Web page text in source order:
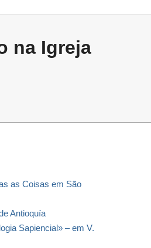
na Igreja
as Coisas em São
Antioquía
Sapiencial» – em V.